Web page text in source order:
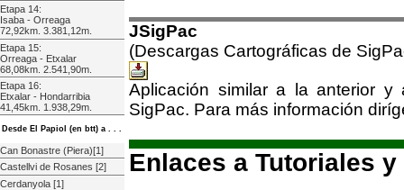
Etapa 14:
Isaba - Orreaga
72,92km. 3.381,12m.
Etapa 15:
Orreaga - Etxalar
68,08km. 2.541,90m.
Etapa 16:
Etxalar - Hondarribia
41,45km. 1.938,29m.
Desde El Papiol (en btt) a . . .
Can Bonastre (Piera)[1]
Castellvi de Rosanes [2]
Cerdanyola [1]
JSigPac
(Descargas Cartográficas de
Aplicación similar a la anterior
SigPac. Para más información
Enlaces a Tutoriales